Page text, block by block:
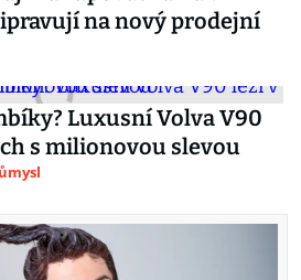
na nový prodejní
Luxusní Volva V90
s milionovou slevou